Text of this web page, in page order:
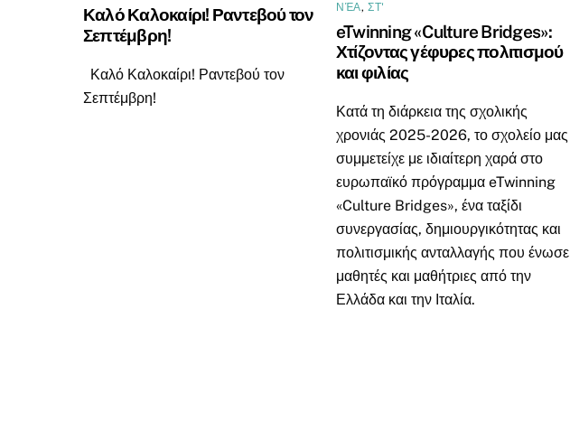
Καλό Καλοκαίρι! Ραντεβού τον
Σεπτέμβρη!
Καλό Καλοκαίρι! Ραντεβού τον
Σεπτέμβρη!
ΝΈΑ,ΣΤ'
eTwinning «Culture Bridges»:
Χτίζοντας γέφυρες πολιτισμού
και φιλίας
Κατά τη διάρκεια της σχολικής
χρονιάς 2025-2026, το σχολείο μας
συμμετείχε με ιδιαίτερη χαρά στο
ευρωπαϊκό πρόγραμμα eTwinning
«Culture Bridges», ένα ταξίδι
συνεργασίας, δημιουργικότητας και
πολιτισμικής ανταλλαγής που ένωσε
μαθητές και μαθήτριες από την
Ελλάδα και την Ιταλία.